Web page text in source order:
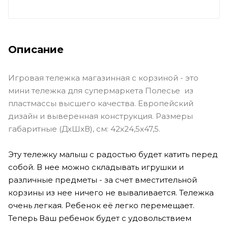
Описание
Игровая тележка магазинная с корзиной - это
мини тележка для супермаркета Полесье из
пластмассы высшего качества. Европейский
дизайн и выверенная конструкция. Размеры
габаритные (ДхШхВ), см: 42x24,5x47,5.
Эту тележку малыш с радостью будет катить перед
собой. В нее можно складывать игрушки и
различные предметы - за счет вместительной
корзины из нее ничего не вываливается. Тележка
очень легкая. Ребенок её легко перемещает.
Теперь Ваш ребенок будет с удовольствием